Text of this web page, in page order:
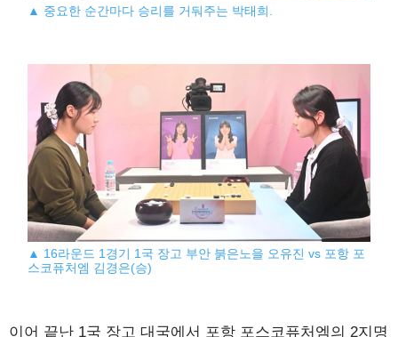
▲ 중요한 순간마다 승리를 거둬주는 박태희.
▲ 16라운드 1경기 1국 장고 부안 붉은노을 오유진 vs 포항 포
스코퓨처엠 김경은(승)
이어 끝난 1국 장고 대국에서 포항 포스코퓨처엠의 2지명